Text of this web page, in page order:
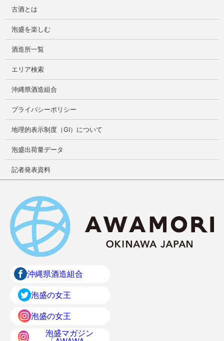
古酒とは
泡盛を楽しむ
酒造所一覧
エリア検索
沖縄県酒造組合
プライバシーポリシー
地理的表示制度（GI）について
泡盛出荷量データ
記者発表資料
沖縄県酒造組合
泡盛の女王
泡盛の女王
泡盛マガジン